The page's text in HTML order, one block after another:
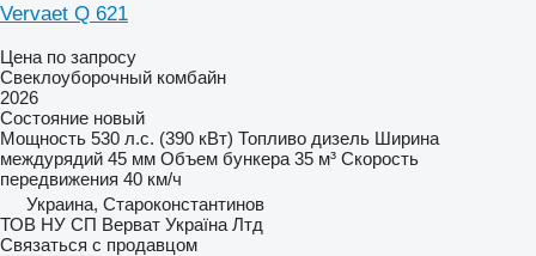
Vervaet Q 621
Цена по запросу
Свеклоуборочный комбайн
2026
Состояние новый
Мощность 530 л.с. (390 кВт) Топливо дизель Ширина
междурядий 45 мм Объем бункера 35 м³ Скорость
передвижения 40 км/ч
Украина, Староконстантинов
ТОВ НУ СП Верват Україна Лтд
Связаться с продавцом